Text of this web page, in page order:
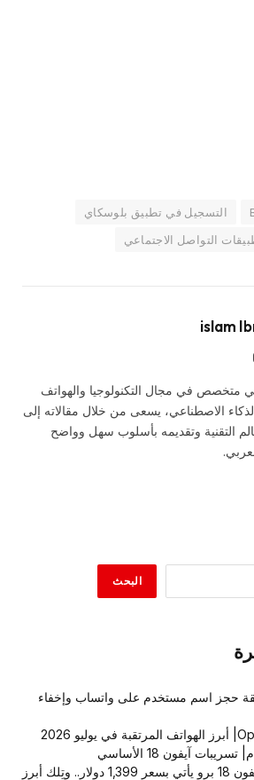
التسجيل في تطبيق بلوسكاي
التواصل الاجتماعي
islam
الانستغرام
متخصص في مجال التكنولوجيا والهواتف
الاصطناعي، يسعى من خلال مقالاته إلى
التقنية وتقديمه بأسلوب سهل وواضح
البحث
حجز اسم مستخدم على واتساب وإخفاء
ارتفاع في السعر| آيفون 18 برو يأتي بسعر 1,399 دولار.. وتِلك أبرز